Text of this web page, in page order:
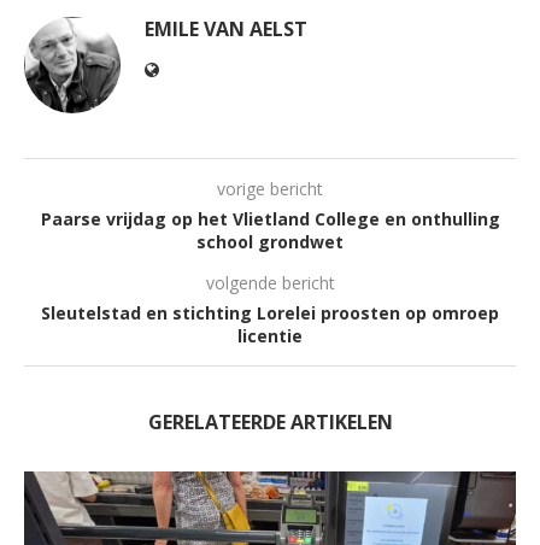
EMILE VAN AELST
vorige bericht
Paarse vrijdag op het Vlietland College en onthulling
school grondwet
volgende bericht
Sleutelstad en stichting Lorelei proosten op omroep
licentie
GERELATEERDE ARTIKELEN